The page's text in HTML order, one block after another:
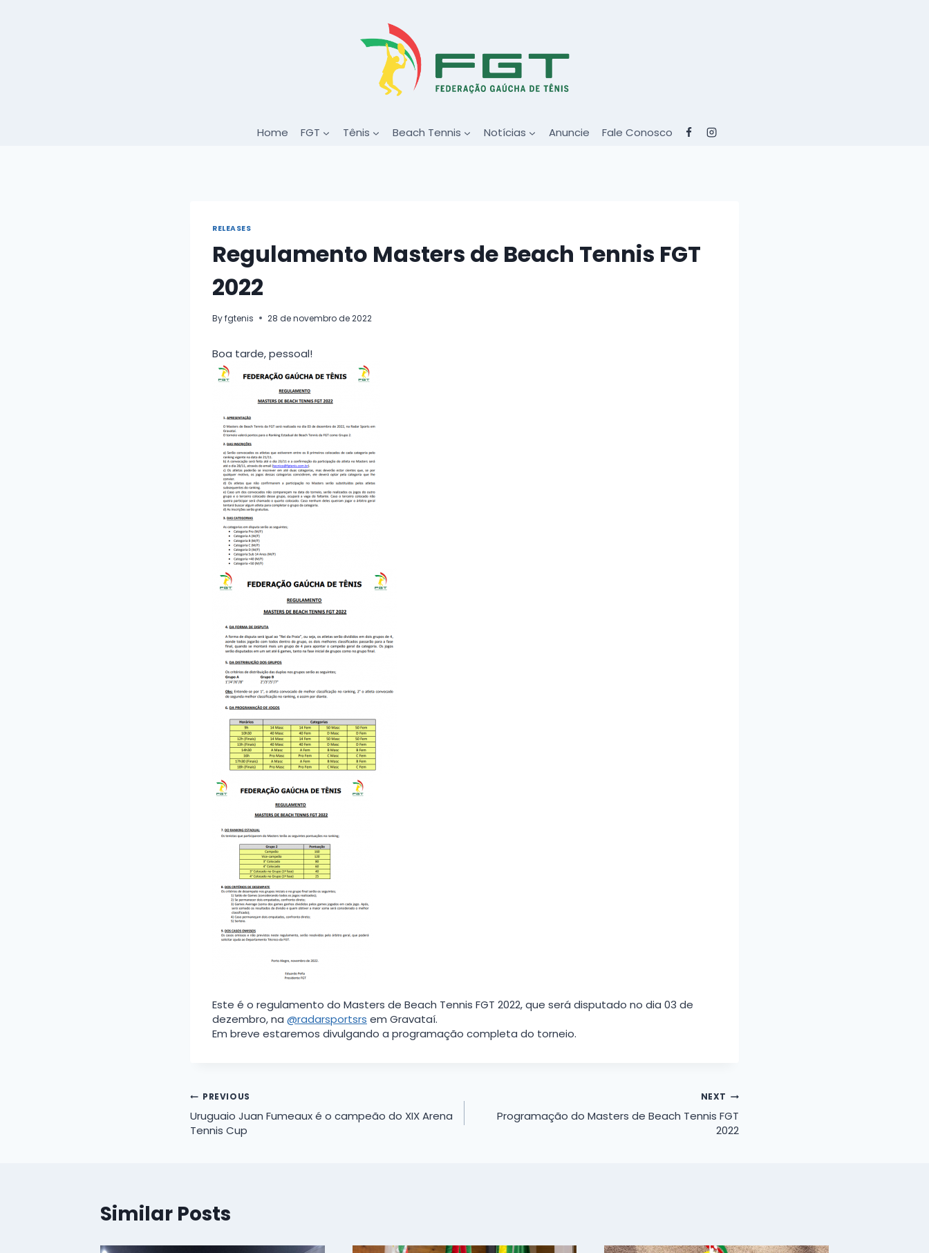
Home FGT Tênis Beach Tennis Notícias Anuncie Fale Conosco
RELEASES
Regulamento Masters de Beach Tennis FGT
2022
Byfgtenis 28 de novembro de 2022
Boa tarde, pessoal!
Este é o regulamento do Masters de Beach Tennis FGT 2022, que será disputado no dia 03 de
dezembro, na @radarsportsrs em Gravataí.
Em breve estaremos divulgando a programação completa do torneio.
Navegação
de
PREVIOUS
Uruguaio Juan Fumeaux é o campeão do XIX Arena
Tennis Cup
NEXT
Programação do Masters de Beach Tennis FGT
2022
Similar Posts